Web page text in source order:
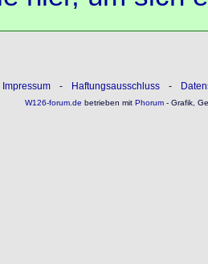
Impressum - Haftungsausschluss -
W126-forum.de betrieben mitPhorum- Grafik,